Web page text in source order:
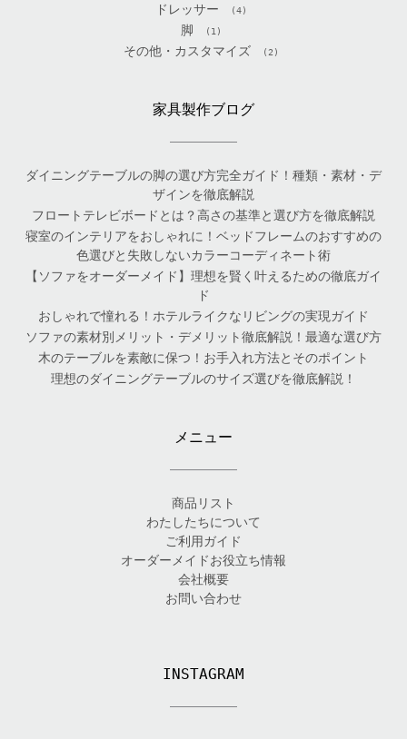
ドレッサー (4)
脚 (1)
その他・カスタマイズ (2)
家具製作ブログ
ダイニングテーブルの脚の選び方完全ガイド！種類・素材・デ
ザインを徹底解説
フロートテレビボードとは？高さの基準と選び方を徹底解説
寝室のインテリアをおしゃれに！ベッドフレームのおすすめの
色選びと失敗しないカラーコーディネート術
【ソファをオーダーメイド】理想を賢く叶えるための徹底ガイ
ド
おしゃれで憧れる！ホテルライクなリビングの実現ガイド
ソファの素材別メリット・デメリット徹底解説！最適な選び方
木のテーブルを素敵に保つ！お手入れ方法とそのポイント
理想のダイニングテーブルのサイズ選びを徹底解説！
メニュー
商品リスト
わたしたちについて
ご利用ガイド
オーダーメイドお役立ち情報
会社概要
お問い合わせ
INSTAGRAM